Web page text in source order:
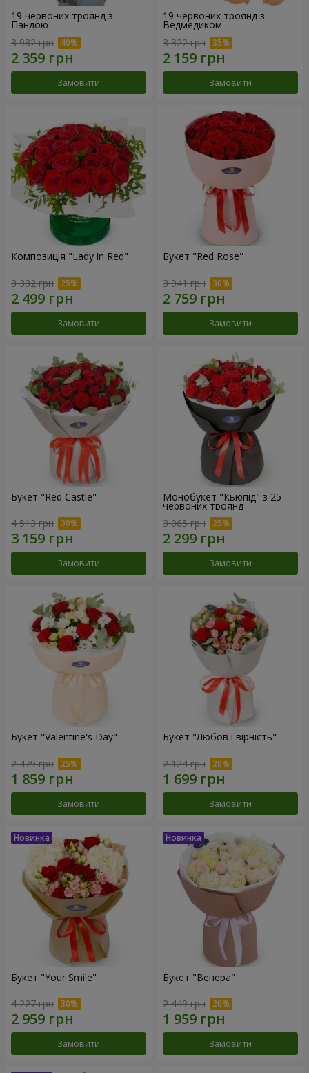
19 червоних троянд з
Пандою
3 932 грн
Замовити
19 червоних троянд з
Ведмедиком
3 322 грн
Замовити
Композиція "Lady in Red"
3 332 грн
Замовити
Букет "Red Rose"
3 941 грн
Замовити
Букет "Red Castle"
4 513 грн
Замовити
Монобукет "Кьюпід" з 25
червоних троянд
3 065 грн
Замовити
Букет "Valentine's Day"
2 479 грн
Замовити
Букет "Любов і вірність"
2 124 грн
Замовити
Букет "Your Smile"
4 227 грн
Замовити
Букет "Венера"
2 449 грн
Замовити